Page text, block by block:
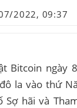
2022, 09:37
Bitcoin ngày
la vào thứ
Sợ hãi và